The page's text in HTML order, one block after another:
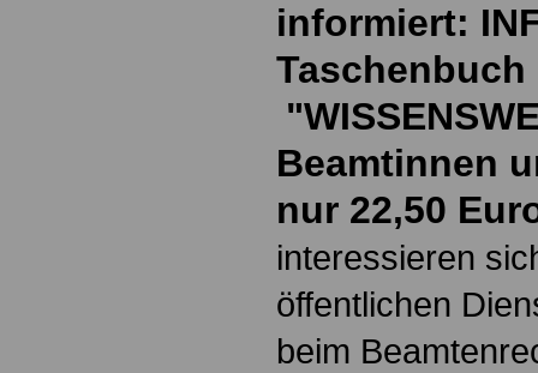
informiert:
Taschenbuch
Beamtinnen
nur 22,50
interessieren
öffentlichen
beim